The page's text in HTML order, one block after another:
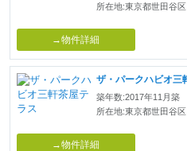
所在地:東京都世田谷区
→物件詳細
築年数:2017年11月築
所在地:東京都世田谷区
→物件詳細